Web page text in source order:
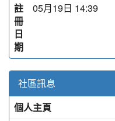
註
冊
日
期
05月19日 14:39
社區訊息
個人主頁